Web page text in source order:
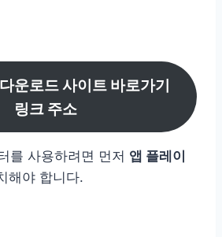
운로드 사이트 바로가기
링크 주소
를 사용하려면 먼저 앱 플레이
해야 합니다.